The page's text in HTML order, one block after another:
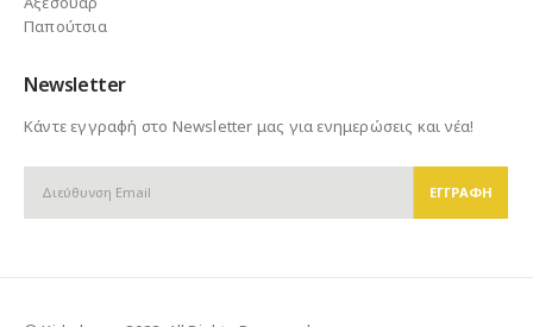
Παπούτσια
Newsletter
Κάντε εγγραφή στο Newsletter μας για ενημερώσεις και νέα!